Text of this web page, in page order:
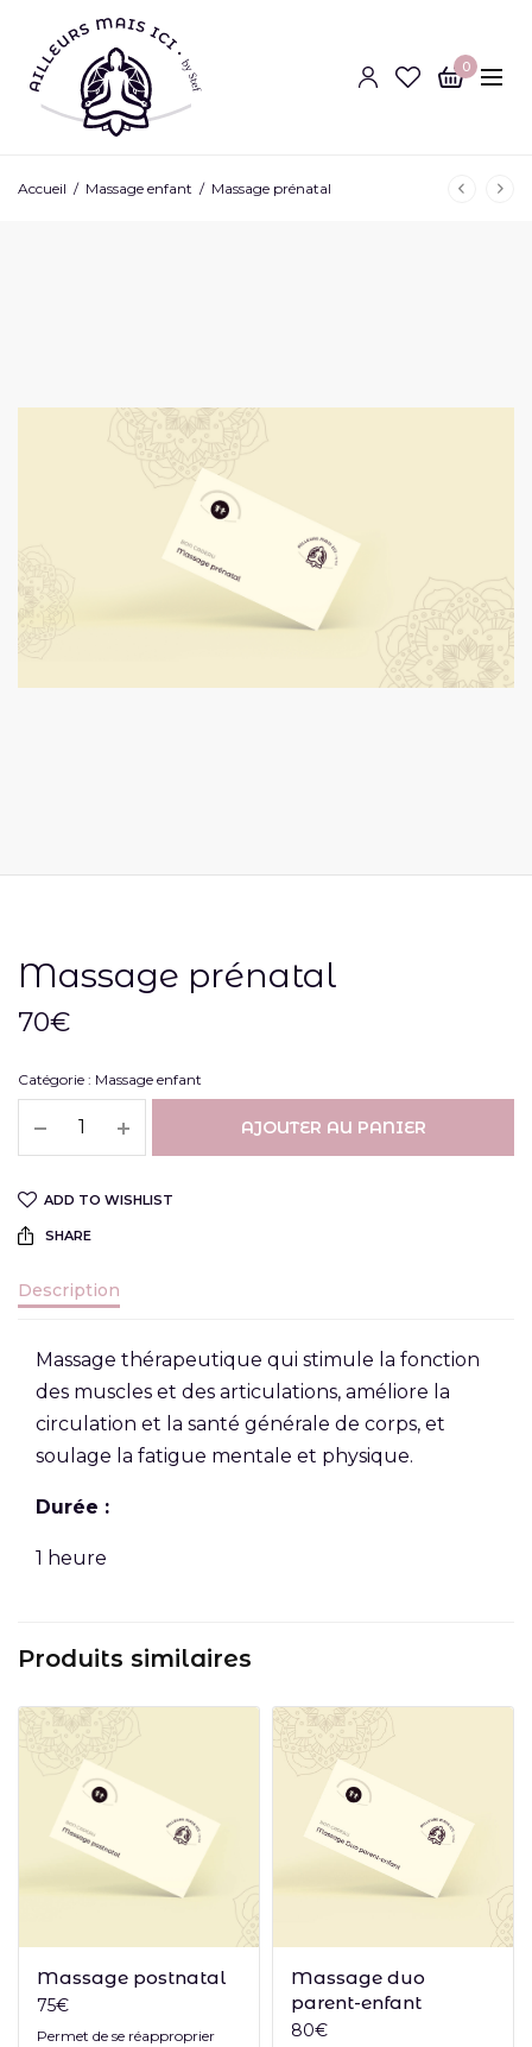
0
Accueil / Massage enfant / Massage prénatal
Massage prénatal
70€
Catégorie : Massage enfant
AJOUTER AU PANIER
ADD TO WISHLIST
SHARE
Description
Massage thérapeutique qui stimule la fonction
des muscles et des articulations, améliore la
circulation et la santé générale de corps, et
soulage la fatigue mentale et physique.
Durée :
1 heure
Produits similaires
Ajouter au panier
Massage postnatal
75€
Permet de se réapproprier
Ajouter au panier
Massage duo
parent-enfant
80€